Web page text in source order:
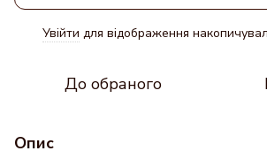
Увійти для відображення
До обраного
Опис